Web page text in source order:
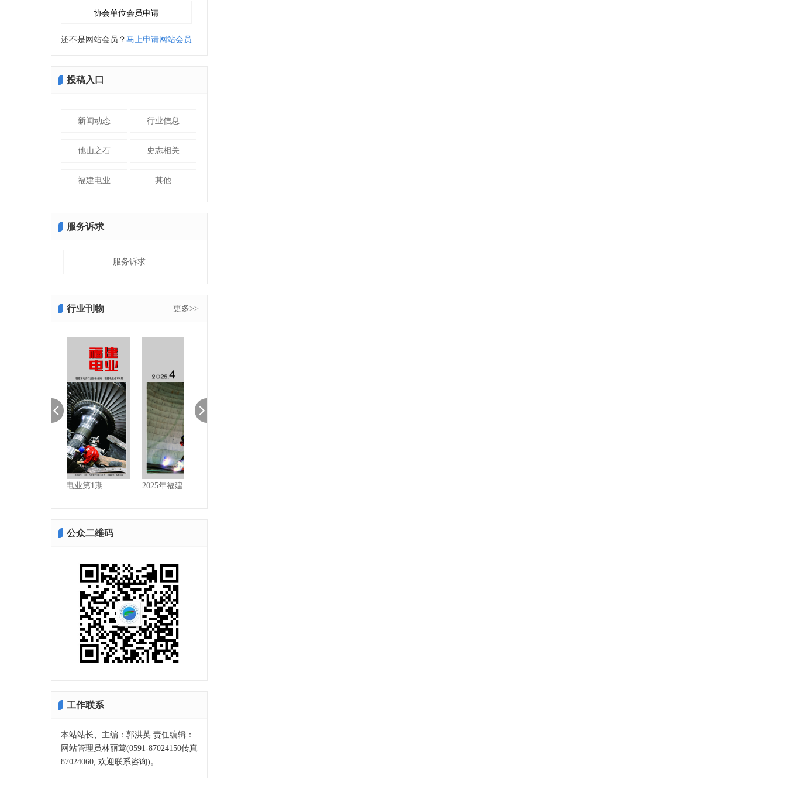
还不是网站会员？ 马上申请网站会员
投稿入口
新闻动态 行业信息
他山之石 史志相关
福建电业 其他
服务诉求
服务诉求
更多>>
行业刊物
2025年福建电业第4期
公众二维码
工作联系
本站站长、主编：郭洪英 责任编辑：
网站管理员林丽莺(0591-87024150传真
87024060, 欢迎联系咨询)。